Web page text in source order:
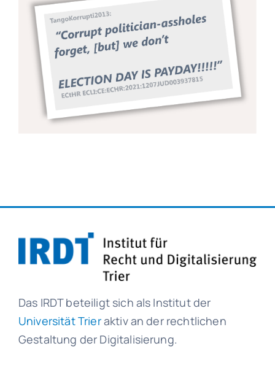
Das IRDT beteiligt sich als Institut der
Universität Trieraktiv an der rechtlichen
Gestaltung der Digitalisierung.